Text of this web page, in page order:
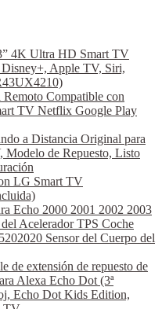
4K Ultra HD Smart TV
Apple TV, Siri,
Compatible con
TV Netflix Google Play
a Distancia Original para
Modelo de Repuesto, Listo
LG Smart TV
Echo 2000 2001 2002 2003
Acelerador TPS Coche
Sensor del Cuerpo del
de extensión de repuesto de
Alexa Echo Dot (3ª
Echo Dot Kids Edition,